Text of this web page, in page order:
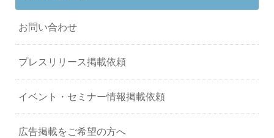
お問い合わせ
プレスリリース掲載依頼
イベント・セミナー情報掲載依頼
広告掲載をご希望の方へ